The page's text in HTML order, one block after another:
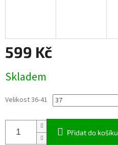
599 Kč
cena:
Skladem
Velikost 36-41
Přidat do košíku